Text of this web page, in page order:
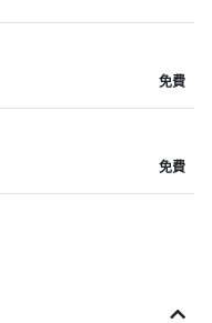
免費
免費